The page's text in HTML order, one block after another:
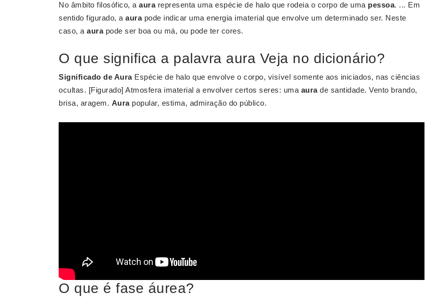
No âmbito filosófico, a aurarepresenta uma espécie de halo que rodeia o corpo de uma pessoa. ... Em
sentido figurado, a aurapode indicar uma energia imaterial que envolve um determinado ser. Neste
caso, a aurapode ser boa ou má, ou pode ter cores.
O que significa a palavra aura Veja no dicionário?
Significado de AuraEspécie de halo que envolve o corpo, visível somente aos iniciados, nas ciências
ocultas. [Figurado] Atmosfera imaterial a envolver certos seres: uma aurade santidade. Vento brando,
brisa, aragem. Aurapopular, estima, admiração do público.
O que é fase áurea?